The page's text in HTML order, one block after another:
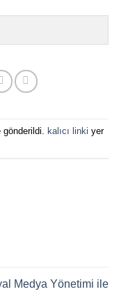
gönderildi. kalıcı linki yer
Medya Yönetimi ile